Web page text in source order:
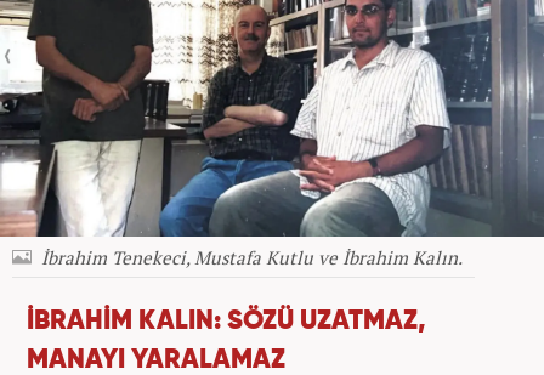
İbrahim Tenekeci, Mustafa Kutlu ve İbrahim Kalın.
İBRAHİM KALIN: SÖZÜ UZATMAZ,
MANAYI YARALAMAZ